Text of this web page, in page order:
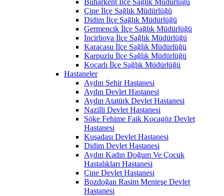
Çine İlçe Sağlık Müdürlüğü
Didim İlçe Sağlık Müdürlüğü
Germencik İlçe Sağlık Müdürlüğü
İncirliova İlçe Sağlık Müdürlüğü
Karacasu İlçe Sağlık Müdürlüğü
Karpuzlu İlçe Sağlık Müdürlüğü
Koçarlı İlçe Sağlık Müdürlüğü
Hastaneler
Aydın Şehir Hastanesi
Aydın Devlet Hastanesi
Aydın Atatürk Devlet Hastanesi
Nazilli Devlet Hastanesi
Söke Fehime Faik Kocagöz Devlet
Hastanesi
Kuşadası Devlet Hastanesi
Didim Devlet Hastanesi
Aydın Kadın Doğum Ve Çocuk
Hastalıkları Hastanesi
Çine Devlet Hastanesi
Bozdoğan Rasim Menteşe Devlet
Hastanesi